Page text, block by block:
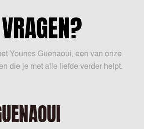
Younes Guenaoui, een van onze
die je met alle liefde verder helpt.